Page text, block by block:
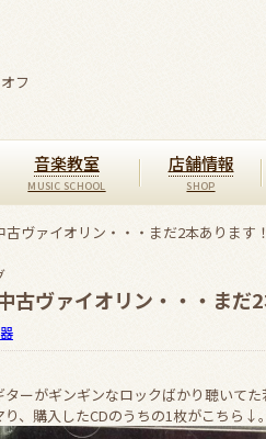
フ
音楽教室 店舗情報
ヴァイオリン・・・まだ2本あります！
古ヴァイオリン・・・まだ2
ターがギンギンなロックばかり聴いて
、購入したCDのうちの1枚がこちら↓。